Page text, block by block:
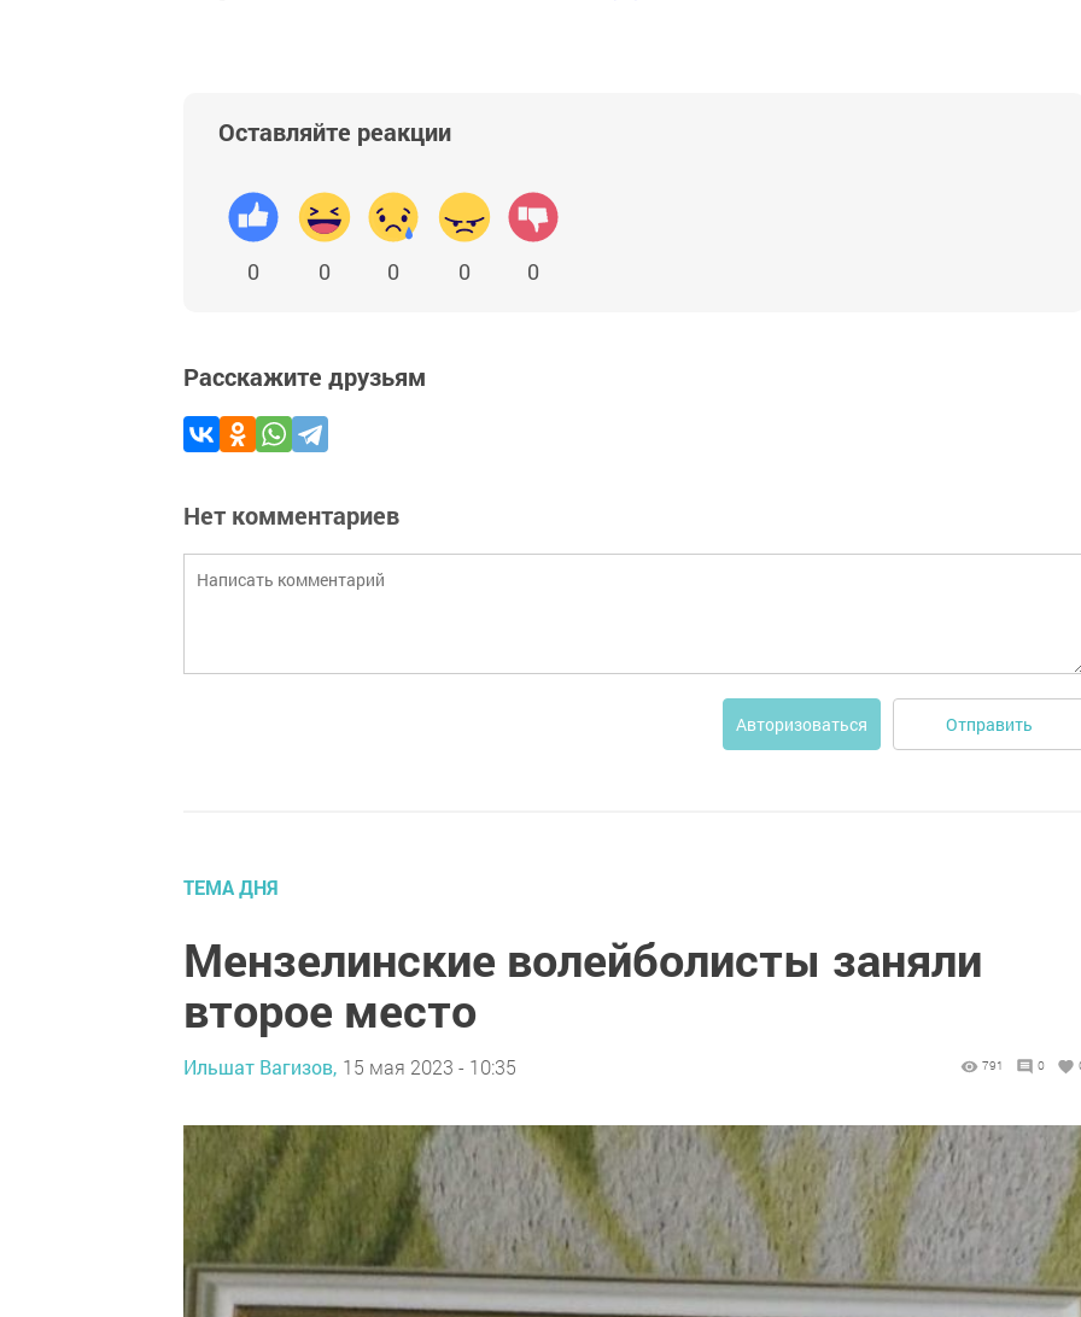
Оставляйте реакции
0 0 0 0 0
Расскажите друзьям
Нет комментариев
Авторизоваться Отправить
ТЕМА ДНЯ
Мензелинские волейболисты заняли
второе место
Ильшат Вагизов, 15 мая 2023 - 10:35 791 0